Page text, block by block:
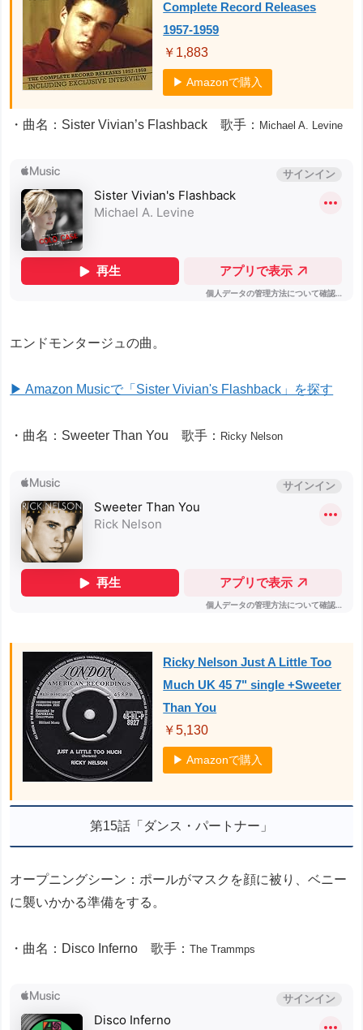
Complete Record Releases
1957-1959
￥1,883
▶ Amazonで購入
・曲名：Sister Vivian’s Flashback 歌手： Michael A. Levine
エンドモンタージュの曲。
▶ Amazon Musicで「Sister Vivian's Flashback」を探す
・曲名：Sweeter Than You 歌手： Ricky Nelson
Ricky Nelson Just A Little Too
Much UK 45 7" single +Sweeter
Than You
￥5,130
▶ Amazonで購入
第15話「ダンス・パートナー」
オープニングシーン：ポールがマスクを顔に被り、ベニー
に襲いかかる準備をする。
・曲名：Disco Inferno 歌手：The Trammps